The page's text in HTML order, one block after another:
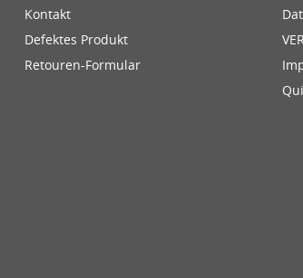
Kontakt
Defektes Produkt
Retouren-Formular